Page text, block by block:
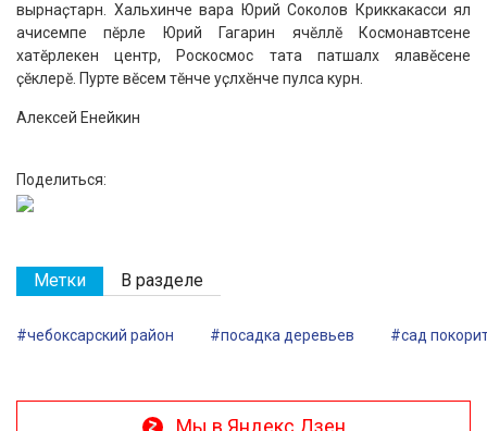
вырнаҫтарнӑ. Хальхинче вара Юрий Соколов Криккакасси ял
ачисемпе пӗрле Юрий Гагарин ячӗллӗ Космонавтсене
хатӗрлекен центр, Роскосмос тата патшалӑх ялавӗсене
ҫӗклерӗ. Пурте вӗсем тӗнче уҫлӑхӗнче пулса курнӑ.
Алексей Енейкин
Поделиться:
Метки В разделе
#чебоксарский район #посадка деревьев #сад
Мы в Яндекс Дзен